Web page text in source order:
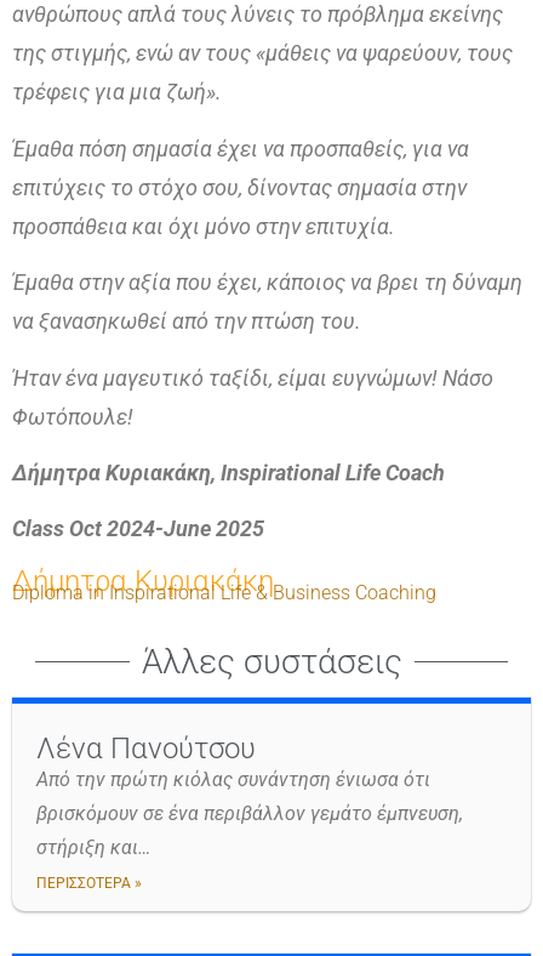
ανθρώπους απλά τους λύνεις το πρόβλημα εκείνης
της στιγμής, ενώ αν τους «μάθεις να ψαρεύουν, τους
τρέφεις για μια ζωή».
Έμαθα πόση σημασία έχει να προσπαθείς, για να
επιτύχεις το στόχο σου, δίνοντας σημασία στην
προσπάθεια και όχι μόνο στην επιτυχία.
Έμαθα στην αξία που έχει, κάποιος να βρει τη δύναμη
να ξανασηκωθεί από την πτώση του.
Ήταν ένα μαγευτικό ταξίδι, είμαι ευγνώμων! Νάσο
Φωτόπουλε!
Δήμητρα Κυριακάκη, Inspirational Life Coach
Class Oct 2024-June 2025
Δήμητρα Κυριακάκη
Diploma in Inspirational Life & Business Coaching
Άλλες συστάσεις
Λένα Πανούτσου
Από την πρώτη κιόλας συνάντηση ένιωσα ότι
βρισκόμουν σε ένα περιβάλλον γεμάτο έμπνευση,
στήριξη και…
ΠΕΡΙΣΣΟΤΕΡΑ »